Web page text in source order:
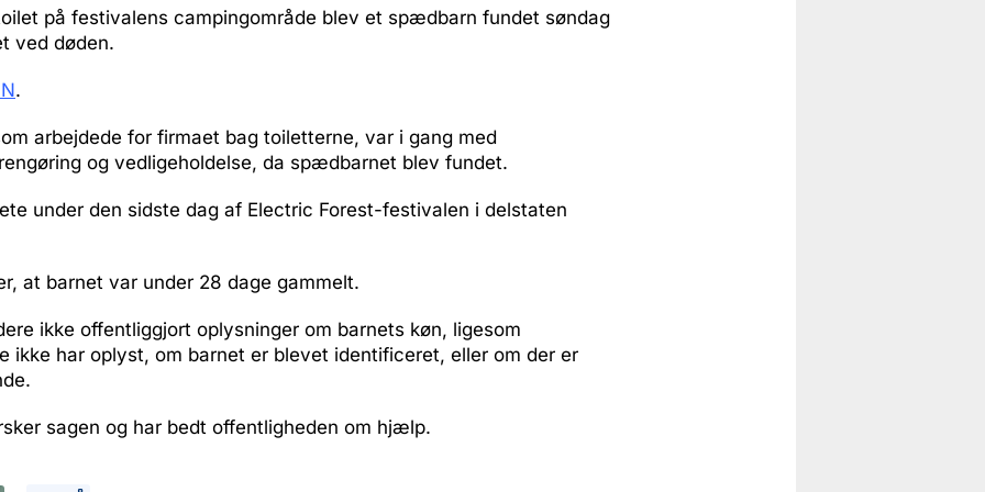
på festivalens campingområde blev et spædbarn fundet søndag
ved døden.
.
arbejdede for firmaet bag toiletterne, var i gang med
og vedligeholdelse, da spædbarnet blev fundet.
under den sidste dag af Electric Forest-festivalen i delstaten
at barnet var under 28 dage gammelt.
ikke offentliggjort oplysninger om barnets køn, ligesom
ikke har oplyst, om barnet er blevet identificeret, eller om der er
sagen og har bedt offentligheden om hjælp.